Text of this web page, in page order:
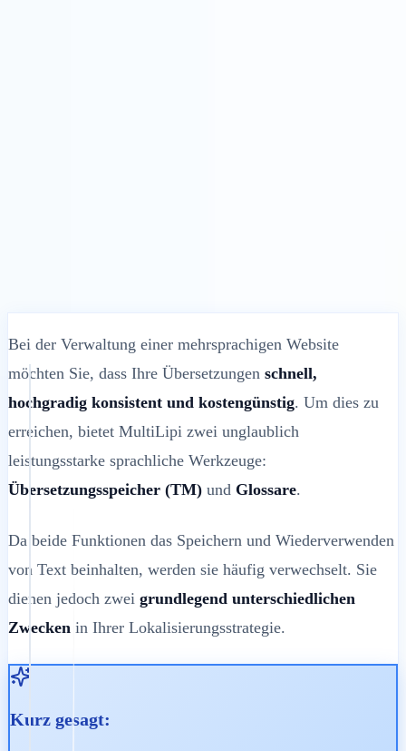
Bei der Verwaltung einer mehrsprachigen Website
möchten Sie, dass Ihre Übersetzungen schnell,
hochgradig konsistent und kostengünstig. Um dies zu
erreichen, bietet MultiLipi zwei unglaublich
leistungsstarke sprachliche Werkzeuge:
Übersetzungsspeicher (TM) und Glossare.
Da beide Funktionen das Speichern und Wiederverwenden
von Text beinhalten, werden sie häufig verwechselt. Sie
dienen jedoch zwei grundlegend unterschiedlichen
Zwecken in Ihrer Lokalisierungsstrategie.
Kurz gesagt: